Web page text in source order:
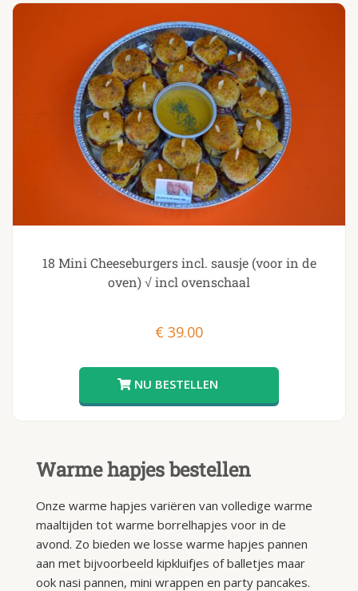
Warme hapjes bestellen
Onze warme hapjes variëren van volledige warme
maaltijden tot warme borrelhapjes voor in de
avond. Zo bieden we losse warme hapjes pannen
aan met bijvoorbeeld kipkluifjes of balletjes maar
ook nasi pannen, mini wrappen en party pancakes.
18 Mini Cheeseburgers incl. sausje (voor in de
oven) √ incl ovenschaal
€ 39.00